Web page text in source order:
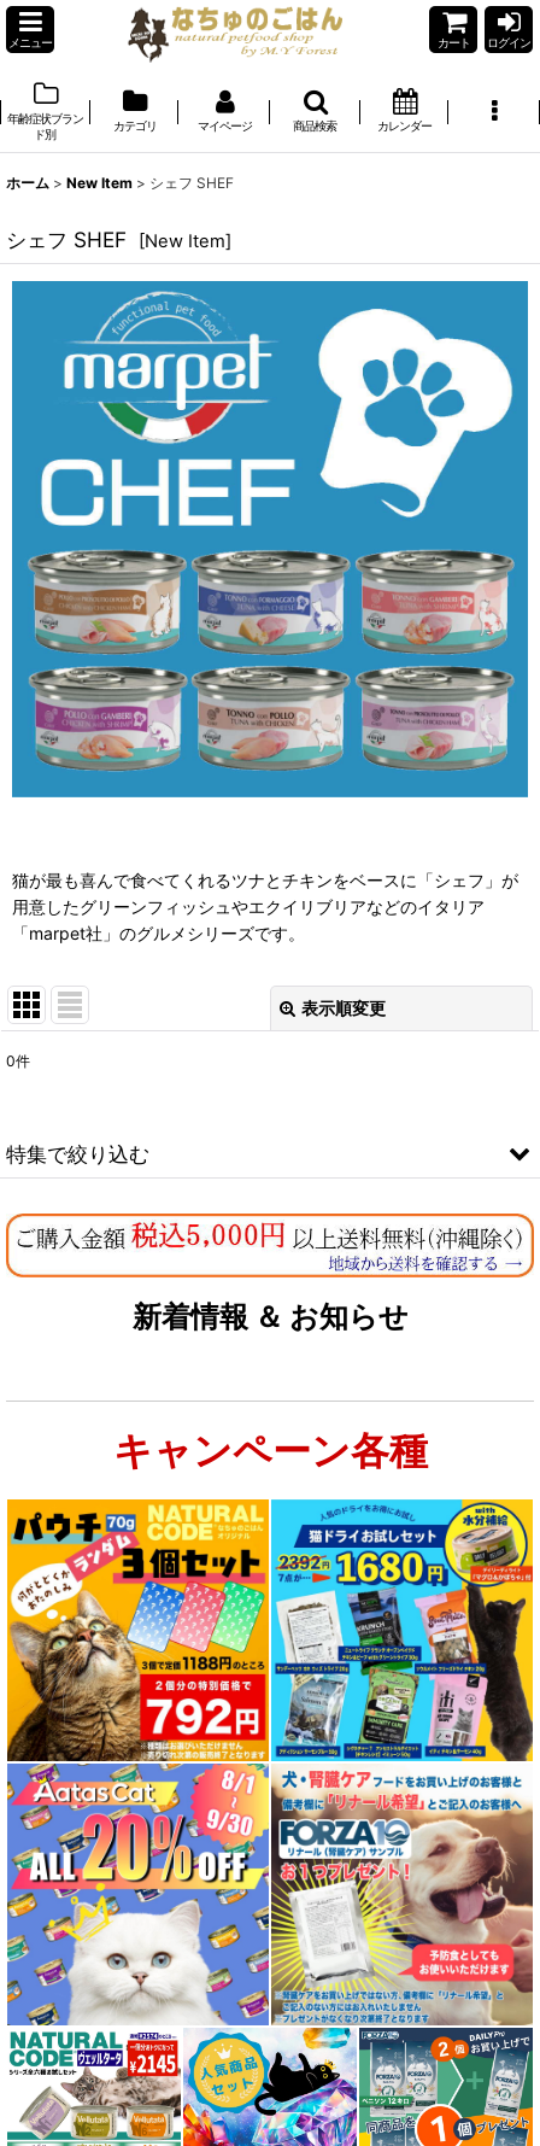
メニュー カート ログイン
年齢症状ブラン
ド別
カテゴリ マイページ 商品検索 カレンダー
ホーム > New Item > シェフ SHEF
シェフ SHEF [New Item]
猫が最も喜んで食べてくれるツナとチキンをベースに「シェフ」が
用意したグリーンフィッシュやエクイリブリアなどのイタリア
「marpet社」のグルメシリーズです。
表示順変更
絞り込む
0件
特集で絞り込む
なちゅのオリジナルセット
お試しドライフード少量パック犬用
特集：大型犬＆多頭飼い用：セット＆大袋ドッグフード
特集 グリーントライプ（第４胃）とは
特集 フリーズドライ
特集 エアドライフード
特殊製法のドッグフード
特殊製法のキャットフード
全年齢対応 フード for DOG
パピー用 フード for DOG
成犬用 フード for DOG
シニア犬用フード for DOG
新着情報 ＆ お知らせ
キャンペーン各種